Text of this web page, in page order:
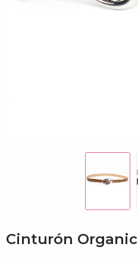
Cinturón Organic